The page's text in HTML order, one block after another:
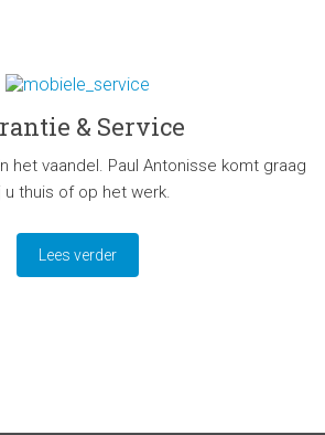
& Service
het vaandel. Paul Antonisse komt graag
u thuis of op het werk.
Lees verder